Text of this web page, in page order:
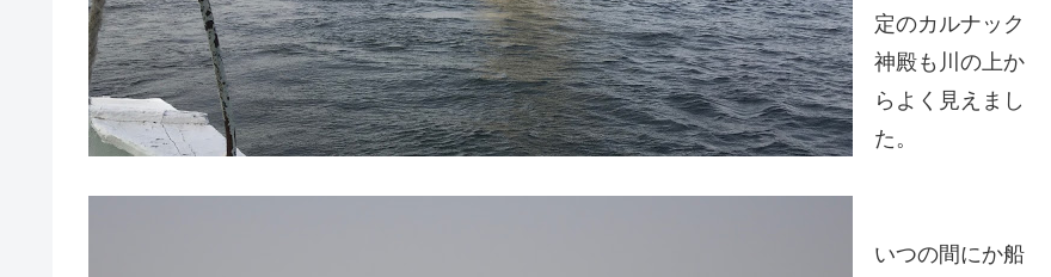
定のカルナック
神殿も川の上か
らよく見えまし
た。
いつの間にか船